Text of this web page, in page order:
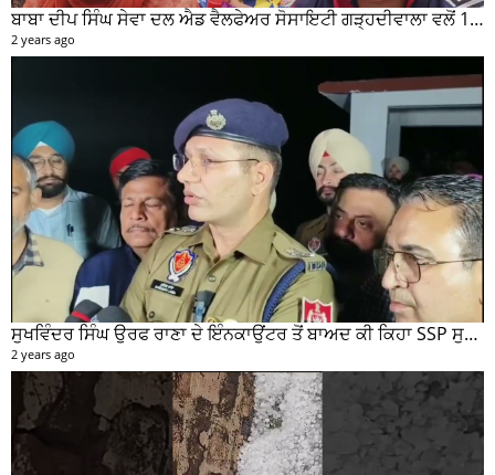
ਬਾਬਾ ਦੀਪ ਸਿੰਘ ਸੇਵਾ ਦਲ ਐਡ ਵੈਲਫੇਅਰ ਸੋਸਾਇਟੀ ਗੜ੍ਹਦੀਵਾਲਾ ਵਲੋਂ 100 ਵਾਂ ਮਹੀਨਾਵਾਰ ਰਾਸ਼ਨ ਵੰਡ ਸਮਾਰੋਹ ਕਰਵਾਇਆ
2 years ago
ਸੁਖਵਿੰਦਰ ਸਿੰਘ ਉਰਫ ਰਾਣਾ ਦੇ ਇੰਨਕਾਉਂਟਰ ਤੋਂ ਬਾਅਦ ਕੀ ਕਿਹਾ SSP ਸੁਰੇਂਦਰ ਲਾਂਬਾ ਤੁਸੀਂ ਵੀ ਸੁਣੋ...
2 years ago